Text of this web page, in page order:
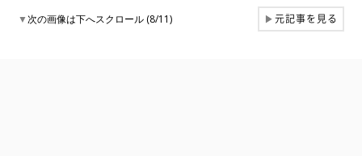
▼次の画像は下へスクロール (8/11) ▶元記事を見る